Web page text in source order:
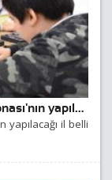
Akıl ve Zeka Oyunları Türkiye Şampiyonası'nın yapılacağı il belli oldu.
yapılacağı il belli